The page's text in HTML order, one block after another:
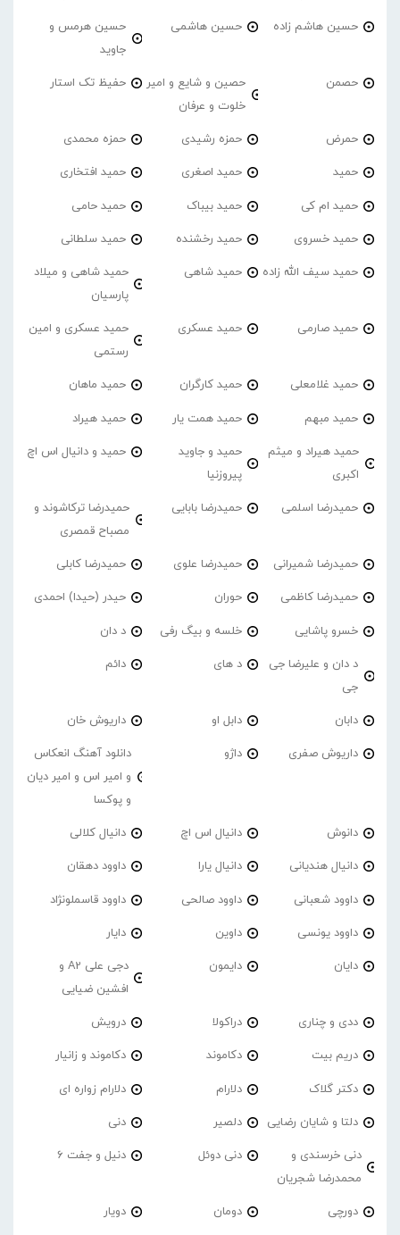
حسین هاشم زاده حسین هاشمی
حسین هرمس و
جاوید
حصمن
حصین و شایع و امیر
خلوت و عرفان
حفیظ تک استار
حمرض حمزه رشیدی حمزه محمدی
حمید حمید اصغری حمید افتخاری
حمید ام کی حمید بیباک حمید حامی
حمید خسروی حمید رخشنده حمید سلطانی
حمید سیف الله زاده حمید شاهی
حمید شاهی و میلاد
پارسیان
حمید صارمی حمید عسکری
حمید عسکری و امین
رستمی
حمید غلامعلی حمید کارگران حمید ماهان
حمید مبهم حمید همت یار حمید هیراد
حمید هیراد و میثم
اکبری
حمید و جاوید
پیروزنیا
حمید و دانیال اس اچ
حمیدرضا اسلمی حمیدرضا بابایی
حمیدرضا ترکاشوند و
مصباح قمصری
حمیدرضا شمیرانی حمیدرضا علوی حمیدرضا کابلی
حمیدرضا کاظمی حوران حیدر (حیدا) احمدی
خسرو پاشایی خلسه و بیگ رفی د دان
د دان و علیرضا جی
جی
د های دائم
دابان دابل او داریوش خان
داریوش صفری داژو
دانلود آهنگ انعکاس
و امیر اس و امیر دیان
و پوکسا
دانوش دانیال اس اچ دانیال کلالی
دانیال هندیانی دانیال یارا داوود دهقان
داوود شعبانی داوود صالحی داوود قاسملونژاد
داوود یونسی داوین دایار
دایان دایمون
دجی علی A2 و
افشین ضیایی
ددی و چناری دراکولا درویش
دریم بیت دکاموند دکاموند و زانیار
دکتر گلاک دلارام دلارام زواره ای
دلتا و شایان رضایی دلصیر دنی
دنی خرسندی و
محمدرضا شجریان
دنی دوئل دنیل و جفت 6
دورچی دومان دویار